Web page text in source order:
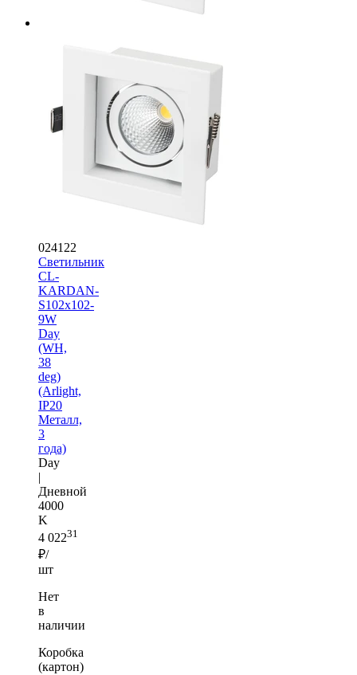
024122
Светильник
CL-
KARDAN-
S102x102-
9W
Day
(WH,
38
deg)
(Arlight,
IP20
Металл,
3
года)
Day
|
Дневной
4000
K
4 02231
₽/
шт
Нет
в
наличии
Коробка
(картон)